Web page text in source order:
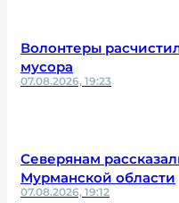
Волонтеры
мусора
07.08.2026, 19:23
Северянам
Мурманской области
07.08.2026, 19:12